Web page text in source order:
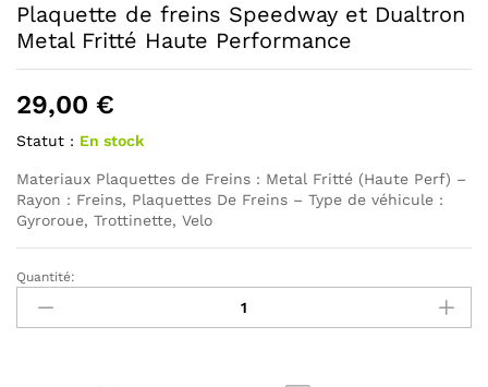
Plaquette de freins Speedway et Dualtron
Metal Fritté Haute Performance
29,00 €
Statut : En stock
Materiaux Plaquettes de Freins : Metal Fritté (Haute Perf) –
Rayon : Freins, Plaquettes De Freins – Type de véhicule :
Gyroroue, Trottinette, Velo
Plaquette
freins
Quantité: